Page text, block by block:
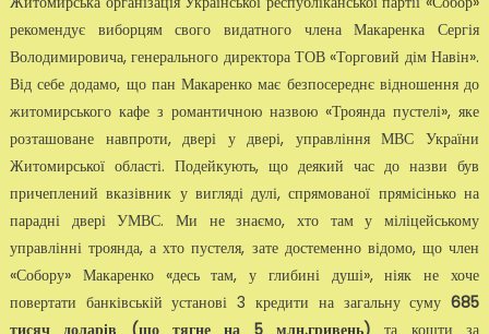
рекомендує виборцям свого видатного члена Макаренка Сергія
Володимировича, генерального директора ТОВ «Торговий дім Навін».
Від себе додамо, що пан Макаренко має безпосереднє відношення до
житомирського кафе з романтичною назвою «Троянда пустелі», яке
розташоване навпроти, двері у двері, управління МВС України
Житомирської області. Подейкують, що деякий час до назви був
причеплений вказівник у вигляді дулі, спрямованої прямісінько на
парадні двері УМВС. Ми не знаємо, хто там у міліцейському
управлінні троянда, а хто пустеля, зате достеменно відомо, що член
«Собору» Макаренко «десь там, у глибині душі», ніяк не хоче
повертати банківській установі 3 кредити на загальну суму685
тисяч доларів (що тягне на 5 млн.гривень)та кошти за